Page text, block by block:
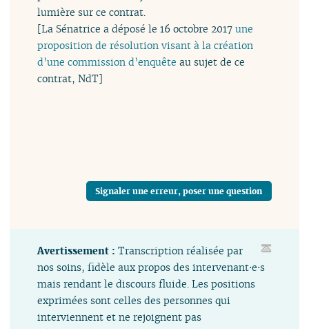
lumière sur ce contrat.
[La Sénatrice a déposé le 16 octobre 2017une
proposition de résolution visant à la création
d’une commission d’enquête au sujet de ce
contrat, NdT]
Signaler une erreur, poser une question
Avertissement :Transcription réalisée par
nos soins, fidèle aux propos des intervenant⋅e⋅s
mais rendant le discours fluide. Les positions
exprimées sont celles des personnes qui
interviennent et ne rejoignent pas